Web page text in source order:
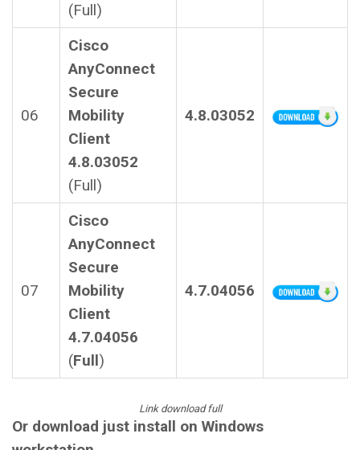
(Full)
06
Cisco
AnyConnect
Secure
Mobility
Client
4.8.03052
(Full)
4.8.03052
07
Cisco
AnyConnect
Secure
Mobility
Client
4.7.04056
(Full)
4.7.04056
Link download full
Or download just install on Windows